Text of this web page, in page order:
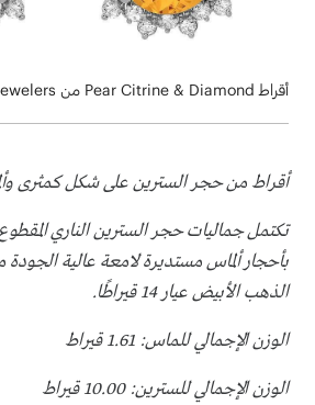
أقراط Pear Citrine & Diamond من Raven Fine Jewelers
أقراط من حجر السترين على شكل كمثرى
تكتمل جماليات حجر السترين الناري
بأحجار ألماس مستديرة لامعة عالية
الذهب الأبيض عيار 14 قيراطًا.
الوزن الإجمالي للماس: 1.61 قيراط
الوزن الإجمالي للسترين: 10.00 قيراط